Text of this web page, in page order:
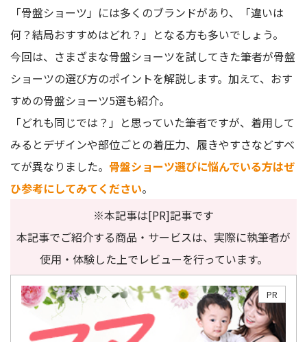
「骨盤ショーツ」には多くのブランドがあり、「違いは
何？結局おすすめはどれ？」となる方も多いでしょう。
今回は、さまざまな骨盤ショーツを試してきた筆者が骨盤
ショーツの選び方のポイントを解説します。加えて、 おす
すめの骨盤ショーツ5選も紹介。
「どれも同じでは？」と思っていた筆者ですが、着用して
みるとデザインや部位ごとの着圧力、履きやすさなどすべ
てが異なりました。 骨盤ショーツ選びに悩んでいる方はぜ
ひ参考にしてみてください。
※本記事は[PR]記事です
本記事でご紹介する商品・サービスは、実際に執筆者が
使用・体験した上でレビューを行っています。
PR